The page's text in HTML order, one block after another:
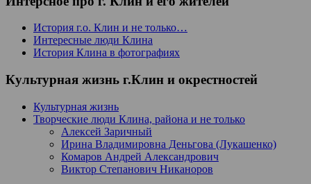
История г.о. Клин и не только…
Интересные люди Клина
История Клина в фотографиях
Культурная жизнь г.Клин и окрестностей
Культурная жизнь
Творческие люди Клина, района и не только
Алексей Заричный
Ирина Владимировна Деньгова (Лукашенко)
Комаров Андрей Александрович
Виктор Степанович Никаноров